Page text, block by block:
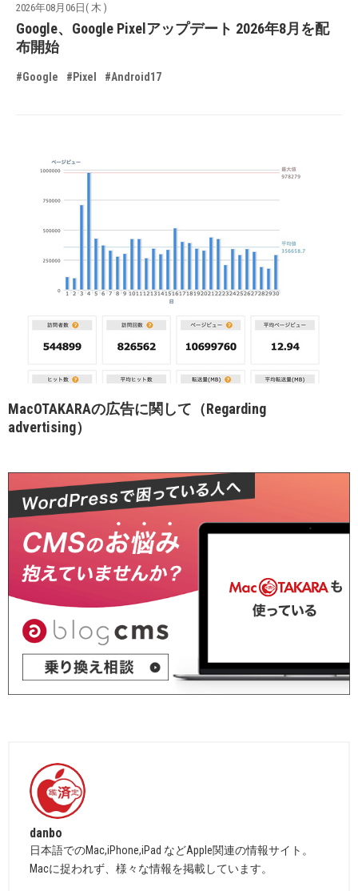
2026年08月06日( 木 )
Google、Google Pixelアップデート 2026年8月を配
布開始
#Google #Pixel #Android17
MacOTAKARAの広告に関して（Regarding
advertising）
danbo
日本語でのMac,iPhone,iPad などApple関連の情報サイト。
Macに捉われず、様々な情報を掲載しています。